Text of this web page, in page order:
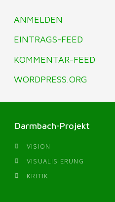
ANMELDEN
EINTRAGS-FEED
KOMMENTAR-FEED
WORDPRESS.ORG
Darmbach-Projekt
VISION
VISUALISIERUNG
KRITIK